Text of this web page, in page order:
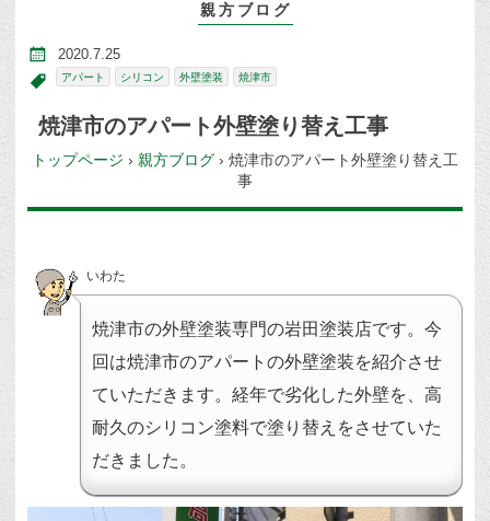
親方ブログ
2020.7.25
アパート シリコン 外壁塗装 焼津市
焼津市のアパート外壁塗り替え工事
トップページ › 親方ブログ › 焼津市のアパート外壁塗り替え工
事
いわた
焼津市の外壁塗装専門の岩田塗装店です。今
回は焼津市のアパートの外壁塗装を紹介させ
ていただきます。経年で劣化した外壁を、高
耐久のシリコン塗料で塗り替えをさせていた
だきました。